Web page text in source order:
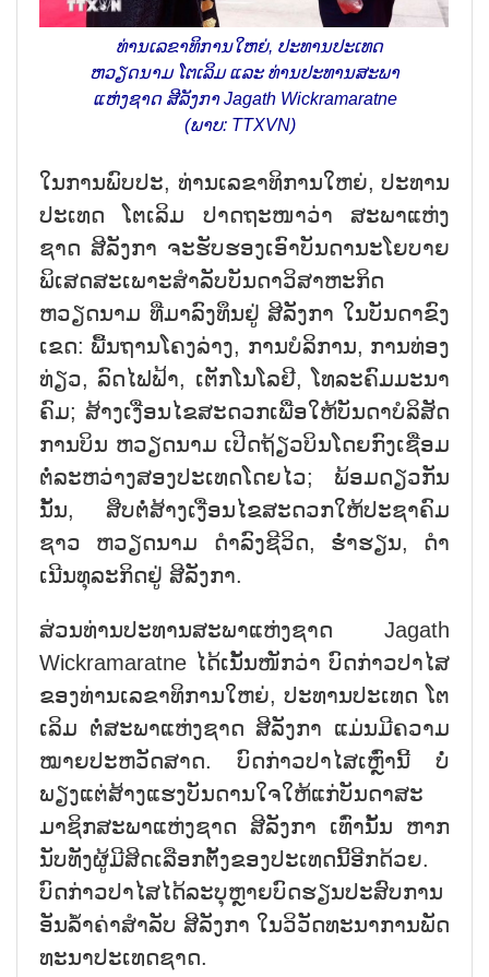
ທ່ານ​ເລ​ຂາ​ທິ​ການ​ໃຫຍ່, ປະ​ທານ​ປະ​ເທດ
ຫວຽດ​ນາມ ໂຕ​ເລິມ ແລະ ທ່ານ​ປະ​ທານ​ສະ​ພາ​
ແຫ່ງ​ຊາດ ສີ​ລັງ​ກາ Jagath Wickramaratne
(ພາບ: TTXVN)
ໃນ​ການ​ພົບ​ປະ, ທ່ານ​ເລ​ຂາ​ທິ​ການ​ໃຫຍ່, ປະ​ທານ​
ປະ​ເທດ ໂຕ​ເລິມ ປາດ​ຖະ​ໜາ​ວ່າ ສະ​ພາ​ແຫ່ງ​
ຊາດ ສີ​ລັງ​ກາ ຈະ​ຮັບ​ຮອງ​ເອົາ​ບັນ​ດາ​ນະ​ໂຍ​ບາຍ​
ພິ​ເສດ​ສະ​ເພາະ​ສຳ​ລັບ​ບັນ​ດາ​ວິ​ສາ​ຫະ​ກິດ
ຫວຽດ​ນາມ ທີ່​ມາ​ລົງ​ທຶນ​ຢູ່ ສີ​ລັງ​ກາ ໃນ​ບັນ​ດາ​ຂົງ​
ເຂດ: ພື້ນ​ຖານ​ໂຄງ​ລ່າງ, ການ​ບໍ​ລິ​ການ, ການ​ທ່ອງ​
ທ່ຽວ, ລົດ​ໄຟ​ຟ້າ, ເຕັກ​ໂນ​ໂລ​ຢີ, ໂທ​ລະ​ຄົມ​ມະ​ນາ​
ຄົມ; ສ້າງ​ເງື່ອນ​ໄຂ​ສະ​ດວກ​ເພື່ອ​ໃຫ້​ບັນ​ດາ​ບໍ​ລິ​ສັດ​
ການ​ບິນ ຫວຽດ​ນາມ ເປີດ​ຖ້ຽວ​ບິນ​ໂດຍ​ກົງ​ເຊື່ອມ​
ຕໍ່​ລະ​ຫວ່າງ​ສອງ​ປະ​ເທດ​ໂດຍ​ໄວ; ພ້ອມ​ດຽວ​ກັນ​
ນັ້ນ, ສືບ​ຕໍ່​ສ້າງ​ເງື່ອນ​ໄຂ​ສະ​ດວກ​ໃຫ້​ປະ​ຊາ​ຄົມ​
ຊາວ ຫວຽດ​ນາມ ດຳ​ລົງ​ຊີ​ວິດ, ຮ່ຳ​ຮຽນ, ດຳ​
ເນີນ​ທຸ​ລະ​ກິດ​ຢູ່ ສີ​ລັງ​ກາ.
ສ່ວນ​ທ່ານ​ປະ​ທານ​ສະ​ພາ​ແຫ່ງ​ຊາດ Jagath
Wickramaratne ໄດ້​ເນັ້ນ​ໜັກ​ວ່າ ​ບົດ​ກ່າວ​ປາ​ໄສ​
ຂອງ​ທ່ານ​ເລ​ຂາ​ທິ​ການ​ໃຫຍ່, ປະ​ທານ​ປະ​ເທດ ໂຕ​
ເລິມ ຕໍ່​ສະ​ພ​າ​ແຫ່ງ​ຊາດ​ ສີ​ລັງ​ກາ ແມ່ນ​ມີ​ຄວາມ​
ໝາຍ​ປະ​ຫວັດ​ສາດ. ບົດ​ກ່າວ​ປາ​ໄສເຫຼົ່າ​ນີ້ ບໍ່​
ພຽງ​ແຕ່​ສ້າງ​ແຮງ​ບັນ​ດານ​ໃຈ​ໃຫ້​ແກ່​ບັນ​ດາ​ສະ​
ມາ​ຊິກ​ສະ​ພາ​ແຫ່ງ​ຊາດ ສີ​ລັງ​ກາ ເທົ່າ​ນັ້ນ ຫາກ​
ນັບ​ທັງ​ຜູ້​ມີ​ສິດ​ເລືອກ​ຕັ້ງ​ຂອງ​ປະ​ເທດ​ນີ້​ອີກ​ດ້ວຍ.
ບົດ​ກ່າວ​ປາ​ໄສ​ໄດ້​ລະ​ບຸຫຼາ​ຍ​ບົດ​ຮຽນ​ປະ​ສົບ​ການ​
ອັນ​ລ້ຳ​ຄ່າ​ສຳ​ລັບ ສີ​ລັງ​ກາ ໃນ​ວິ​ວັດ​ທະ​ນາ​ການ​ພັດ​
ທະ​ນາ​ປະ​ເທດ​ຊາດ.